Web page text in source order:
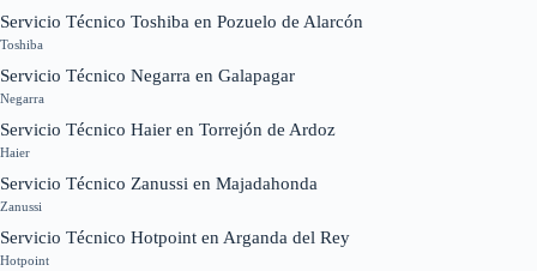
Servicio Técnico Toshiba en Pozuelo de Alarcón
Toshiba
Servicio Técnico Negarra en Galapagar
Negarra
Servicio Técnico Haier en Torrejón de Ardoz
Haier
Servicio Técnico Zanussi en Majadahonda
Zanussi
Servicio Técnico Hotpoint en Arganda del Rey
Hotpoint